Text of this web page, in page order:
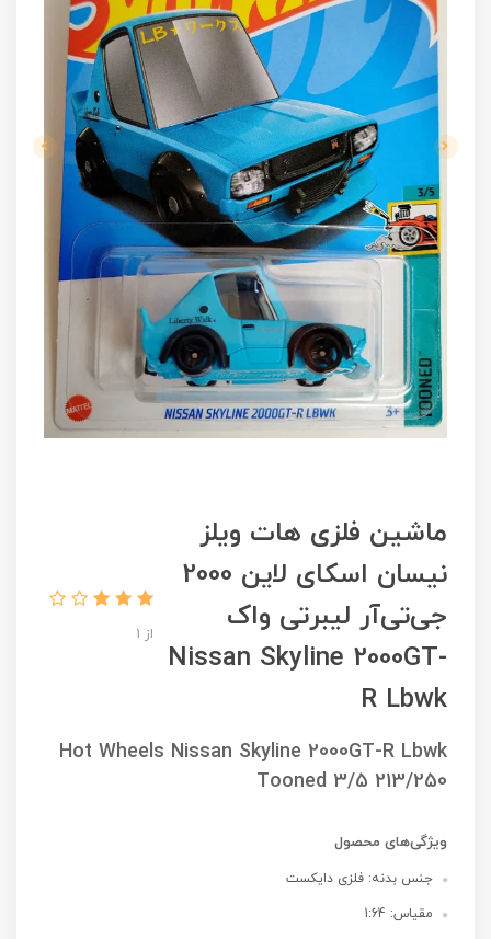
ماشین فلزی هات ویلز
نیسان اسکای لاین 2000
جی‌تی‌آر لیبرتی واک
Nissan Skyline 2000GT-
R Lbwk
از 1
Hot Wheels Nissan Skyline 2000GT-R Lbwk
Tooned 3/5 213/250
ویژگی‌های محصول
جنس بدنه: فلزی دایکست
مقیاس: 1:64